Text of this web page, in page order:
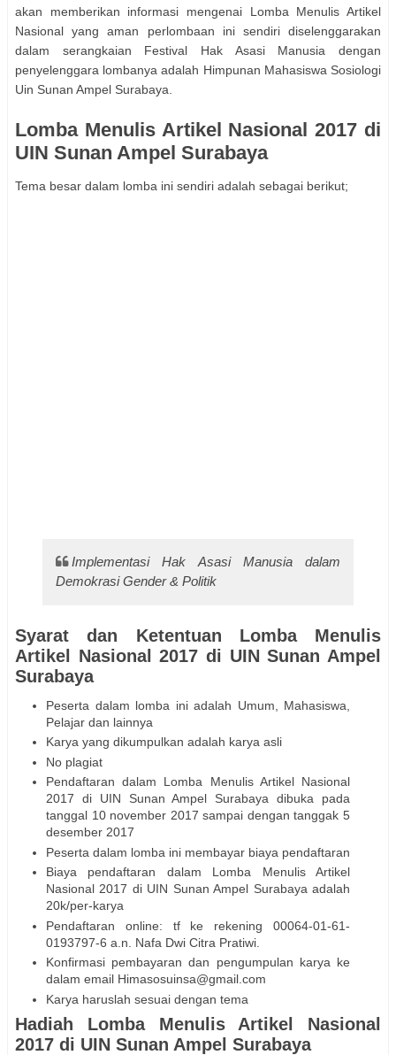
akan memberikan informasi mengenai Lomba Menulis Artikel
Nasional yang aman perlombaan ini sendiri diselenggarakan
dalam serangkaian Festival Hak Asasi Manusia dengan
penyelenggara lombanya adalah Himpunan Mahasiswa Sosiologi
Uin Sunan Ampel Surabaya.
Lomba Menulis Artikel Nasional 2017 di
UIN Sunan Ampel Surabaya
Tema besar dalam lomba ini sendiri adalah sebagai berikut;
Implementasi Hak Asasi Manusia dalam
Demokrasi Gender & Politik
Syarat dan Ketentuan Lomba Menulis
Artikel Nasional 2017 di UIN Sunan Ampel
Surabaya
Peserta dalam lomba ini adalah Umum, Mahasiswa,
Pelajar dan lainnya
Karya yang dikumpulkan adalah karya asli
No plagiat
Pendaftaran dalam Lomba Menulis Artikel Nasional
2017 di UIN Sunan Ampel Surabaya dibuka pada
tanggal 10 november 2017 sampai dengan tanggak 5
desember 2017
Peserta dalam lomba ini membayar biaya pendaftaran
Biaya pendaftaran dalam Lomba Menulis Artikel
Nasional 2017 di UIN Sunan Ampel Surabaya adalah
20k/per-karya
Pendaftaran online: tf ke rekening 00064-01-61-
0193797-6 a.n. Nafa Dwi Citra Pratiwi.
Konfirmasi pembayaran dan pengumpulan karya ke
dalam email Himasosuinsa@gmail.com
Karya haruslah sesuai dengan tema
Hadiah Lomba Menulis Artikel Nasional
2017 di UIN Sunan Ampel Surabaya